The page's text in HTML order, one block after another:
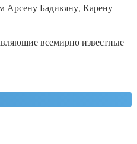
Арсену Бадикяну, Карену
всемирно известные